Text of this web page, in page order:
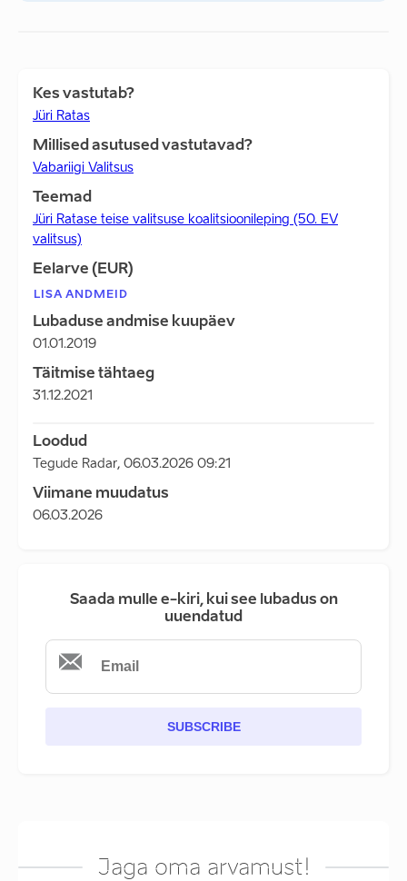
Kes vastutab?
Jüri Ratas
Millised asutused vastutavad?
Vabariigi Valitsus
Teemad
Jüri Ratase teise valitsuse koalitsioonileping (50. EV
valitsus)
Eelarve (EUR)
LISA ANDMEID
Lubaduse andmise kuupäev
01.01.2019
Täitmise tähtaeg
31.12.2021
Loodud
Tegude Radar, 06.03.2026 09:21
Viimane muudatus
06.03.2026
Saada mulle e-kiri, kui see lubadus on
uuendatud
SUBSCRIBE
Jaga oma arvamust!